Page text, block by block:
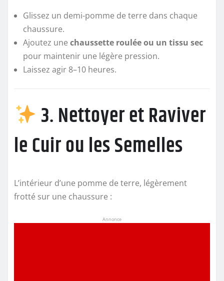
Glissez un demi-pomme de terre dans chaque
chaussure.
Ajoutez une chaussette roulée ou un tissu sec
pour maintenir une légère pression.
Laissez agir 8–10 heures.
3. Nettoyer et Raviver
le Cuir ou les Semelles
L’intérieur d’une pomme de terre, légèrement
frotté sur une chaussure :
Annonce